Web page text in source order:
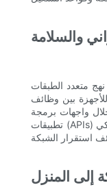
والسلامة
متعدد الطبقات
بين وظائف
واجهات برمجة
تطبيقات (APIs) قياسية وآمنة، مع تحديد مسؤولية واضحة عادةً لمُكامل النظام. ولمواكبة التطور المستمر، يبرز نموذج اعتماد برمجيات ديناميكي
إلى المنزل